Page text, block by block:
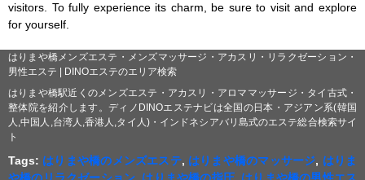
visitors. To fully experience its charm, be sure to visit and explore
for yourself.
はりまや橋メンズエステ・メンズマッサージ・アカスリ・リラクゼーション・
男性エステ | DINOエステのエリア検索
はりまや橋駅近くのメンズエステ・アカスリ・アロママッサージ・タイ古式・
整体院を紹介します。ディノDINOエステナビは全国の日本・アジアン系(韓国
人,中国人,台湾人,香港人,タイ人)・インドネシアバリ島式のエステ総合検索サイ
ト
Tags: はりまや橋のメンズエステ, はりまや橋のマッサージ, はりま